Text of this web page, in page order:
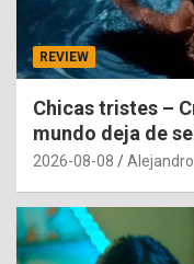
REVIEW
Chicas tristes –
mundo deja de
2026-08-08